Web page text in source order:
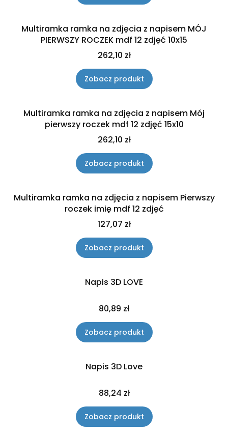
Multiramka ramka na zdjęcia z napisem MÓJ
PIERWSZY ROCZEK mdf 12 zdjęć 10x15
Cena
262,10 zł
Zobacz produkt
Multiramka ramka na zdjęcia z napisem Mój
pierwszy roczek mdf 12 zdjęć 15x10
Cena
262,10 zł
Zobacz produkt
Multiramka ramka na zdjęcia z napisem Pierwszy
roczek imię mdf 12 zdjęć
Cena
127,07 zł
Zobacz produkt
Napis 3D LOVE
Cena
80,89 zł
Zobacz produkt
Napis 3D Love
Cena
88,24 zł
Zobacz produkt